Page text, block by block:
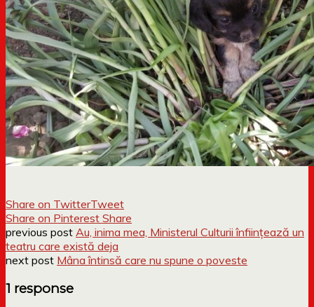
Share on TwitterTweet
Share on Pinterest Share
previous post Au, inima mea, Ministerul Culturii înființează un
teatru care există deja
next post Mâna întinsă care nu spune o poveste
1 response